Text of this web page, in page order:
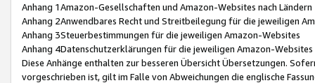
Anhang 1Amazon-Gesellschaften und Amazon-Websites nach Ländern
Anhang 2Anwendbares Recht und Streitbeilegung für die jeweiligen
Anhang 3Steuerbestimmungen für die jeweiligen Amazon-Websites
Anhang 4Datenschutzerklärungen für die jeweiligen Amazon-Websites
Diese Anhänge enthalten zur besseren Übersicht Übersetzungen.
vorgeschrieben ist, gilt im Falle von Abweichungen die englische